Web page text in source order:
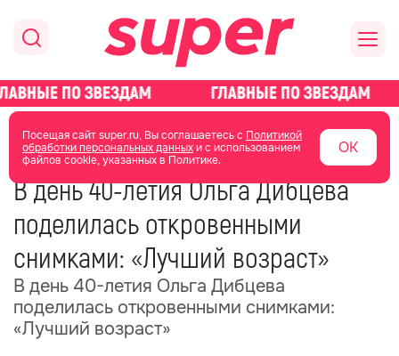
Посещая сайт super.ru, Вы соглашаетесь с Политикой
обработки персональных данныхи с использованием
файлов cookie, указанных в Политике.
ОК
главная новости о звездах новости
29 июня 14:34
В день 40-летия Ольга Дибцева
поделилась откровенными
снимками: «Лучший возраст»
В день 40-летия Ольга Дибцева
поделилась откровенными снимками:
«Лучший возраст»